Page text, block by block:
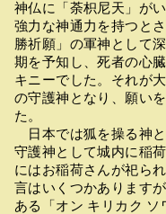
神仏に「荼枳尼天」が
強力な神通力を持つと
勝祈願」の軍神として
期を予知し、死者の心
キニーでした。それが
の守護神となり、願い
た。
日本では狐を操る神
守護神として城内に稲
にはお稲荷さんが祀ら
言はいくつかあります
ある「オン キリカク